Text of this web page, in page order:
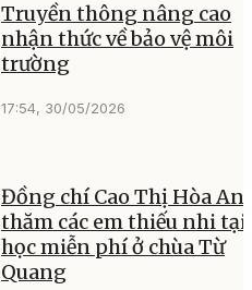
Truyền thông nâng cao
nhận thức về bảo vệ môi
trường
17:54, 30/05/2026
Đồng chí Cao Thị Hòa An
thăm các em thiếu nhi tại
học miễn phí ở chùa Từ
Quang